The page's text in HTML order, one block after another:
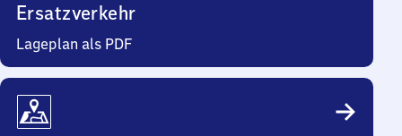
Ersatzverkehr
Lageplan als PDF